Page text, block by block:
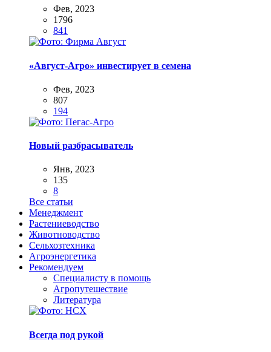
Фев, 2023
1796
841
«Август-Агро» инвестирует в семена
Фев, 2023
807
194
Новый разбрасыватель
Янв, 2023
135
8
Все статьи
Менеджмент
Растениеводство
Животноводство
Сельхозтехника
Агроэнергетика
Рекомендуем
Специалисту в помощь
Агропутешествие
Литература
Всегда под рукой